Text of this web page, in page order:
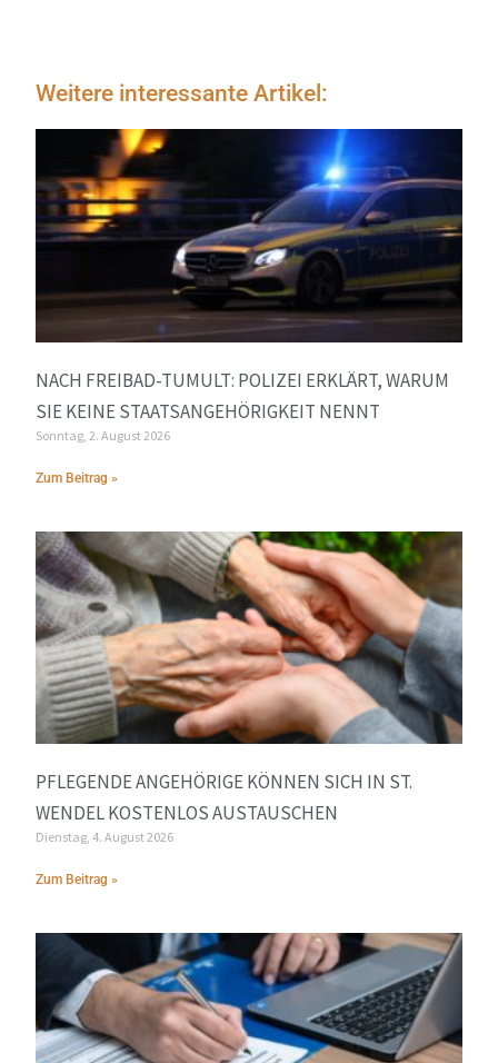
Weitere interessante Artikel:
NACH FREIBAD-TUMULT: POLIZEI ERKLÄRT, WARUM
SIE KEINE STAATSANGEHÖRIGKEIT NENNT
Sonntag, 2. August 2026
Zum Beitrag »
PFLEGENDE ANGEHÖRIGE KÖNNEN SICH IN ST.
WENDEL KOSTENLOS AUSTAUSCHEN
Dienstag, 4. August 2026
Zum Beitrag »